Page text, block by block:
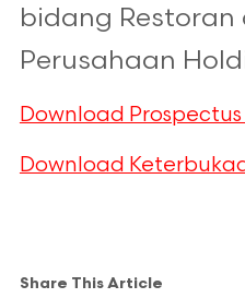
bidang
Perusahaan
Download Prospectus
Download
Share This Article